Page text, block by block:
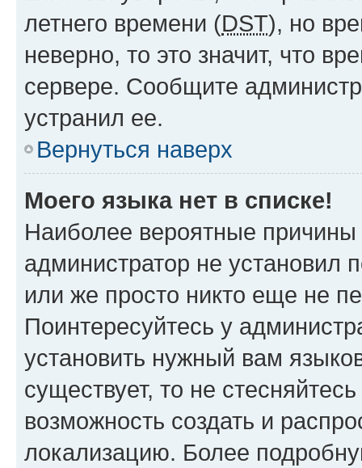
летнего времени (DST), но
неверно, то это значит, что
сервере. Сообщите
устранил ее.
Вернуться наверх
Моего языка нет в списке!
Наиболее вероятные причины
администратор не установил
или же просто никто еще не
Поинтересуйтесь у
установить нужный вам
существует, то не
возможность создать и
локализацию. Более